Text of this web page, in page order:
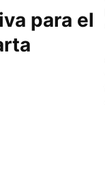
para el